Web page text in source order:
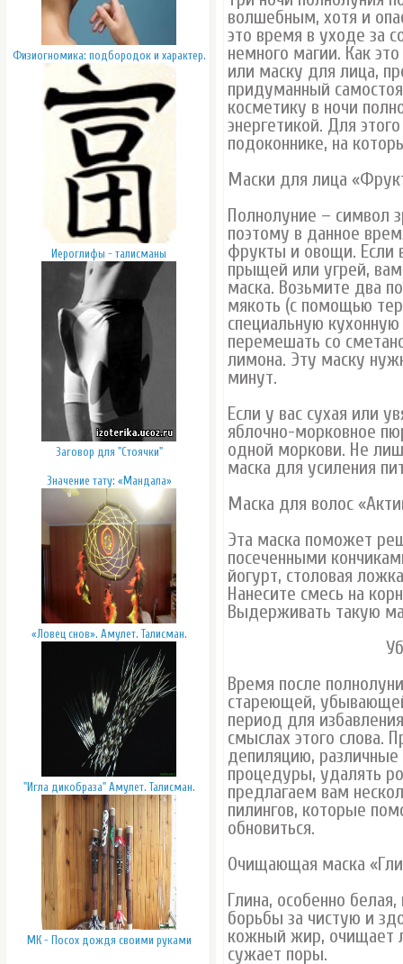
Физиогномика: подбородок и характер.
Иероглифы - талисманы
Заговор для "Стоячки"
Значение тату: «Мандала»
«Ловец снов». Амулет. Талисман.
"Игла дикобраза" Амулет. Талисман.
МК - Посох дождя своими руками
волшебным, хотя и
это время в уходе за
немного магии. Как
или маску для лица,
придуманный
косметику в ночи
энергетикой. Для
подоконнике, на
Маски для лица
Полнолуние – символ
поэтому в данное
фрукты и овощи. Если
прыщей или угрей,
маска. Возьмите два
мякоть (с помощью
специальную
перемешать со
лимона. Эту маску
минут.
Если у вас сухая или
яблочно-морковное
одной моркови. Не
маска для усиления
Маска для волос
Эта маска поможет
посеченными
йогурт, столовая
Нанесите смесь на
Выдерживать такую
Время после
стареющей,
период для
смыслах этого слова.
депиляцию,
процедуры, удалять
предлагаем вам
пилингов, которые
обновиться.
Очищающая маска
Глина, особенно
борьбы за чистую и
кожный жир, очищает
сужает поры.